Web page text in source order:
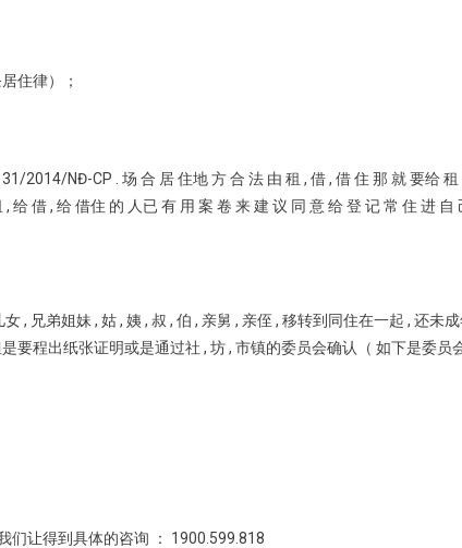
住律）；
2014/NĐ-CP . 场 合 居 住地 方 合 法 由 租 , 借 , 借 住 那 就 要给
借 , 给 借住 的 人已 有 用 案 卷 来 建 议 同 意 给 登 记 常 住 进
, 兄弟姐妹 , 姑 , 姨 , 叔 , 伯 , 亲舅 , 亲侄 , 移转到同住在一起 , 还
要程出纸张证明或是通过社 , 坊 , 市镇的委员会确认（ 如下是委员
们让得到具体的咨询 ： 1900.599.818